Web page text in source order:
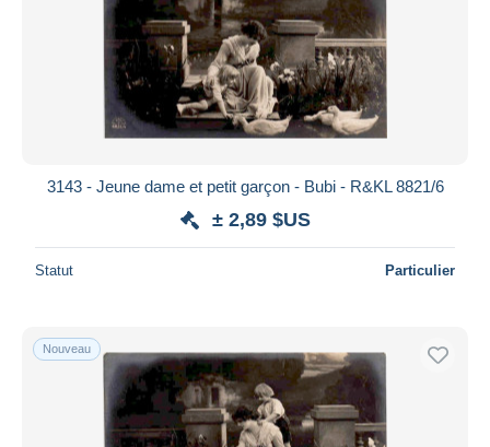
3143 - Jeune dame et petit garçon - Bubi - R&KL 8821/6
± 2,89 $US
Statut Particulier
Nouveau